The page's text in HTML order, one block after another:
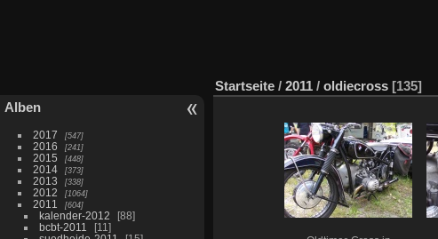
Alben
2017 547
2016 241
2015 448
2014 373
2013 338
2012 1064
2011 604
kalender-2012
88
bcbt-2011
11
Startseite / 2011 / oldiecross 135